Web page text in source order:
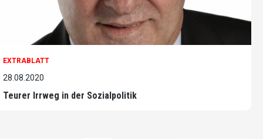
EXTRABLATT
28.08.2020
Teurer Irrweg in der Sozialpolitik